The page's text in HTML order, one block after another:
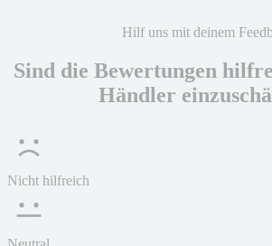
Hilf uns mit deinem
Sind die Bewertungen
Händler
Nicht hilfreich